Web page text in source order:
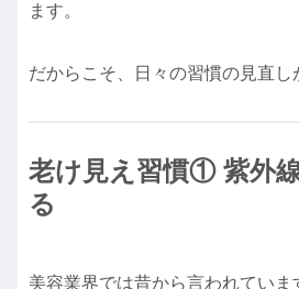
ます。
だからこそ、日々の習慣の見直し
老け見え習慣① 紫外
る
美容業界では昔から言われていま